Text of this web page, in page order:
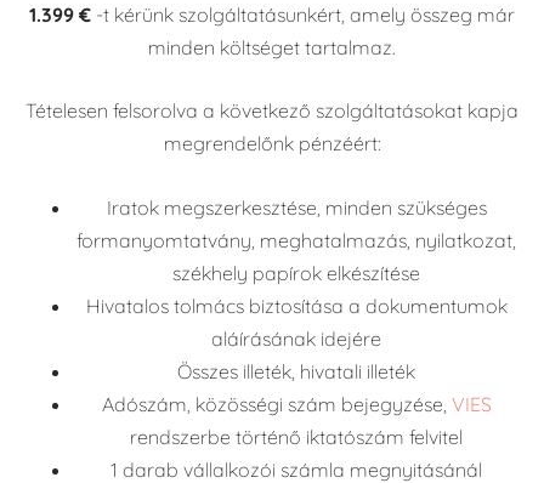
1.399 € -t kérünk szolgáltatásunkért, amely összeg már
minden költséget tartalmaz.
Tételesen felsorolva a következő szolgáltatásokat kapja
megrendelőnk pénzéért:
Iratok megszerkesztése, minden szükséges
formanyomtatvány, meghatalmazás, nyilatkozat,
székhely papírok elkészítése
Hivatalos tolmács biztosítása a dokumentumok
aláírásának idejére
Összes illeték, hivatali illeték
Adószám, közösségi szám bejegyzése, VIES
rendszerbe történő iktatószám felvitel
1 darab vállalkozói számla megnyitásánál